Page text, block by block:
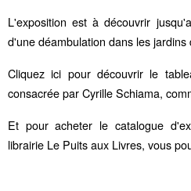
L'exposition est à découvrir
d'une déambulation dans les jardins
Cliquez ici pour découvrir le
consacrée par Cyrille Schiama,
Et pour acheter le catalogue
librairie Le Puits aux Livres, vous